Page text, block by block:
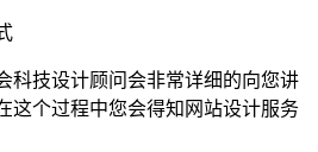
科技设计顾问会非常详细的向您讲
这个过程中您会得知网站设计服务